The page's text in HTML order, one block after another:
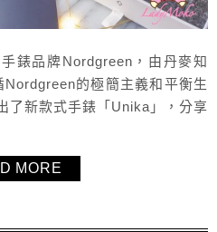
錶品牌Nordgreen，由丹麥知
的極簡主義和平衡生
了新款式手錶「Unika」，分享
折扣碼，Nordgreen就會捐助一
MORE